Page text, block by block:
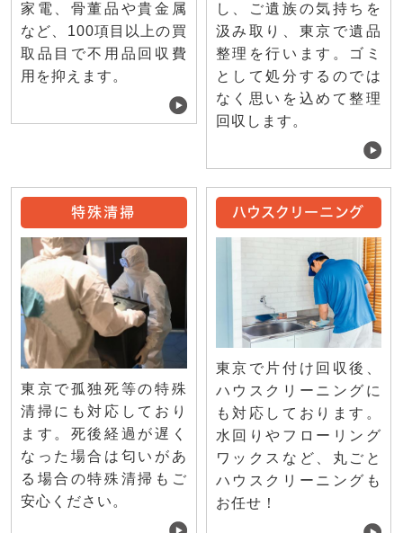
家電、骨董品や貴金属
など、100項目以上の買
取品目で不用品回収費
用を抑えます。
し、ご遺族の気持ちを
汲み取り、東京で遺品
整理を行います。ゴミ
として処分するのでは
なく思いを込めて整理
回収します。
特殊清掃
東京で孤独死等の特殊
清掃にも対応しており
ます。死後経過が遅く
なった場合は匂いがあ
る場合の特殊清掃もご
安心ください。
ハウスクリーニング
東京で片付け回収後、
ハウスクリーニングに
も対応しております。
水回りやフローリング
ワックスなど、丸ごと
ハウスクリーニングも
お任せ！